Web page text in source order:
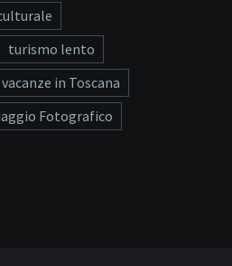
turismo lento
vacanze in Toscana
Fotografico